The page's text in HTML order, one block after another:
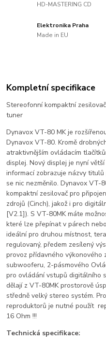
HD-MASTERING CD
Elektronika Praha
Made in EU
Kompletní specifikace
Stereofonní kompaktní
tuner
Dynavox VT-80 MK je
Dynavox VT-80. Kromě
atraktivnějším ovládacím
displej. Nový displej je nyní
informací zobrazuje názvy titulů
se nic nezměnilo. Dynavox VT-
kompaktní zesilovač pro
zdrojů (Cinch), jakož i pro
[V2.1]). S VT-80MK máte
které lze přepínat v párech
ideální pro druhou místnost,
regulovaný, předem zesílený
provoz přídavného výkonového
subwooferu, 2-pásmového
pro ovládání vstupů digitálního
dělají z VT-80MK prostorově
středně velký stereo systém.
reproduktorů je nutné použít
16 Ohm !!!
Technická specifikace: